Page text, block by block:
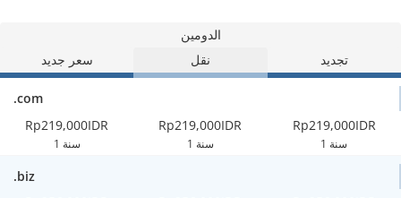
الدومين
سعر جديد
نقل تجديد
.com
Rp219,000IDR
1 سنة
Rp219,000IDR
1 سنة
Rp219,000IDR
1 سنة
.biz